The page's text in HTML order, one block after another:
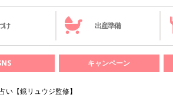
け 出産準備
キャンペーン
【鏡リュウジ監修】